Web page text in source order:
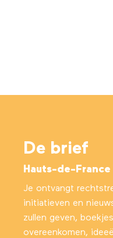
De brief
Hauts-de-France
Je ontvangt
initiatieven en
zullen geven,
overeenkomen,